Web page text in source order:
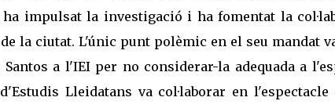
ha impulsat la investigació i ha fomentat la
la ciutat. L'únic punt polèmic en el seu mandat
Santos a l'IEI per no considerar-la adequada a
Lleidatans va col·laborar en